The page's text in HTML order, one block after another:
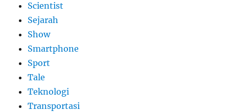
Scientist
Sejarah
Show
Smartphone
Sport
Tale
Teknologi
Transportasi